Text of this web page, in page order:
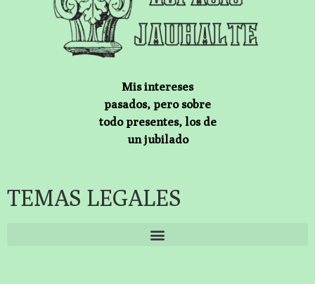
Mis intereses
pasados, pero sobre
todo presentes, los de
un jubilado
TEMAS LEGALES